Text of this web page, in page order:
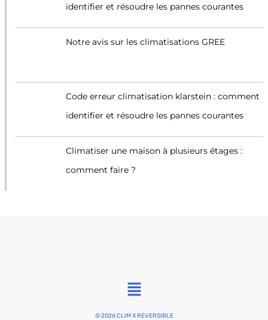
identifier et résoudre les pannes courantes
Notre avis sur les climatisations GREE
Code erreur climatisation klarstein : comment
identifier et résoudre les pannes courantes
Climatiser une maison à plusieurs étages :
comment faire ?
Main
Menu
© 2026 CLIM X REVERSIBLE